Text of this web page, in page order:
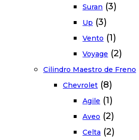
Suran (3)
Up (3)
Vento (1)
Voyage (2)
Cilindro Maestro de Freno
Chevrolet (8)
Agile (1)
Aveo (2)
Celta (2)